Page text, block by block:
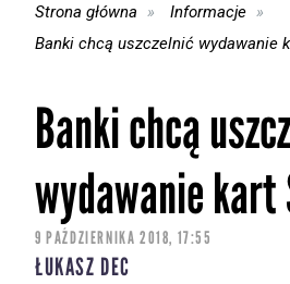
Strona główna
Informacje
Banki chcą uszczelnić wydawanie
Banki chcą
wydawanie kart
9 PAŹDZIERNIKA 2018, 17:55
ŁUKASZ DEC